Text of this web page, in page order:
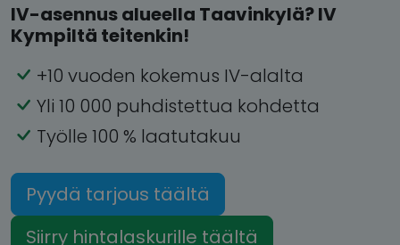
IV-asennus alueella Taavinkylä? IV
Kympiltä teitenkin!
+10 vuoden kokemus IV-alalta
Yli 10 000 puhdistettua kohdetta
Työlle 100 % laatutakuu
Pyydä tarjous täältä
Siirry hintalaskurille täältä